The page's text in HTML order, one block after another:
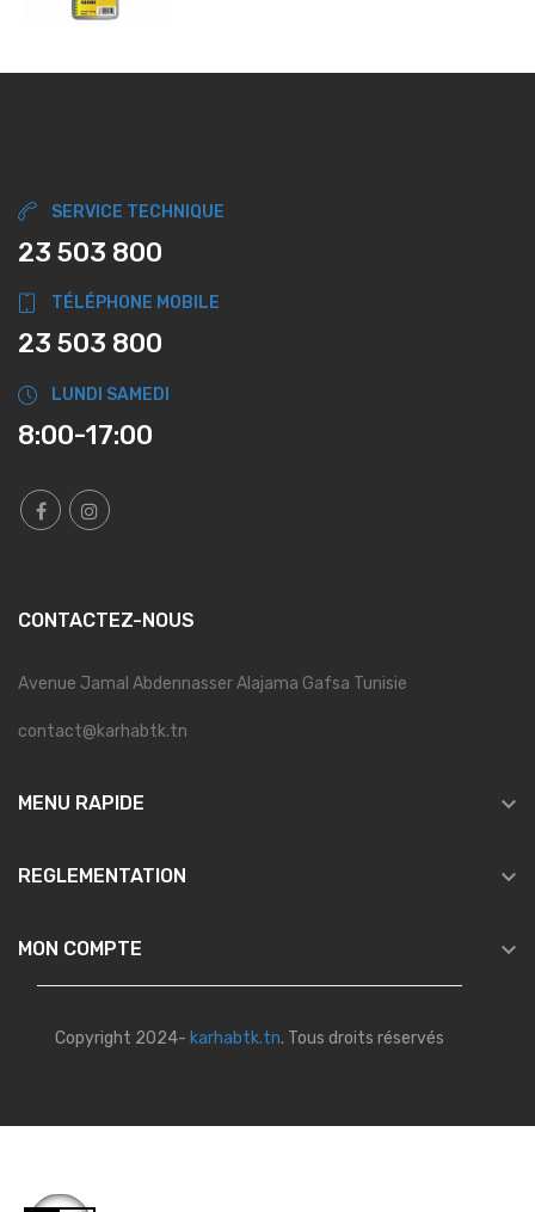
SERVICE TECHNIQUE
23 503 800
TÉLÉPHONE MOBILE
23 503 800
LUNDI SAMEDI
8:00-17:00
CONTACTEZ-NOUS
Avenue Jamal Abdennasser Alajama Gafsa Tunisie
contact@karhabtk.tn
MENU RAPIDE 
REGLEMENTATION 
MON COMPTE 
Copyright 2024- karhabtk.tn. Tous droits réservés